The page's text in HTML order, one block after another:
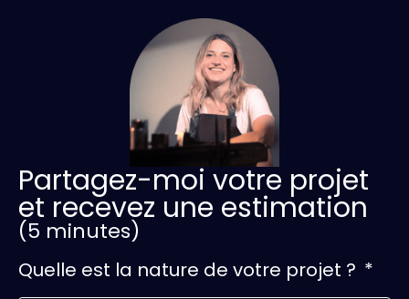
Partagez-moi votre projet
et recevez une estimation
(5 minutes)
Quelle est la nature de votre projet ?